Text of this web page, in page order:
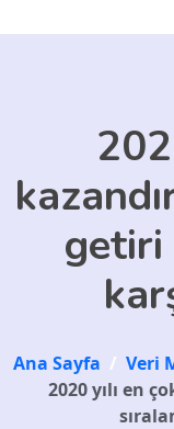
getiri
Ana Sayfa / Veri
2020 yılı en